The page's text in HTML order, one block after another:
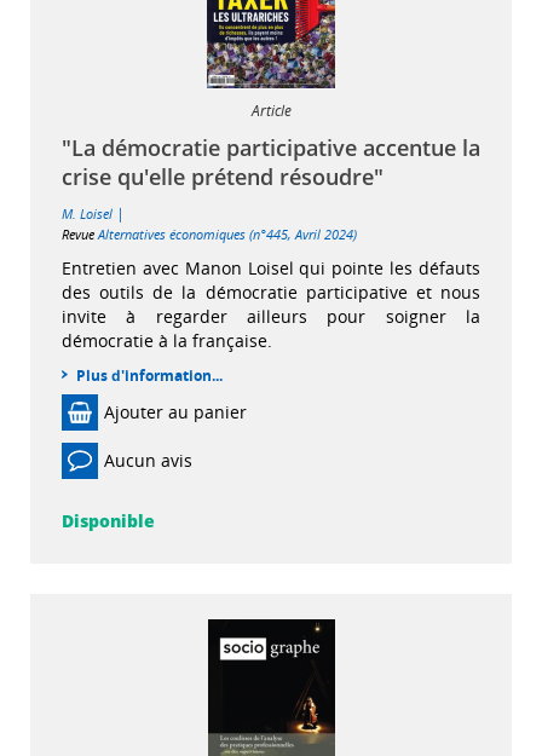
Article
"La démocratie participative accentue la
crise qu'elle prétend résoudre"
M. Loisel |
RevueAlternatives économiques (n°445, Avril 2024)
Entretien avec Manon Loisel qui pointe les défauts
des outils de la démocratie participative et nous
invite à regarder ailleurs pour soigner la
démocratie à la française.
Plus d'information...
Ajouter au panier
Aucun avis
Disponible